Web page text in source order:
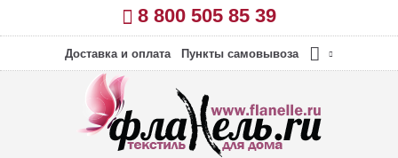
8 800 505 85 39
Доставка и оплата Пункты самовывоза